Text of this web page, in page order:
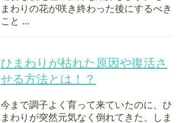
まわりの花が咲き終わった後にするべき
こと ...
ひまわりが枯れた原因や復活さ
せる方法とは！？
今まで調子よく育って来ていたのに、ひ
まわりが突然元気なく倒れてきた、しま